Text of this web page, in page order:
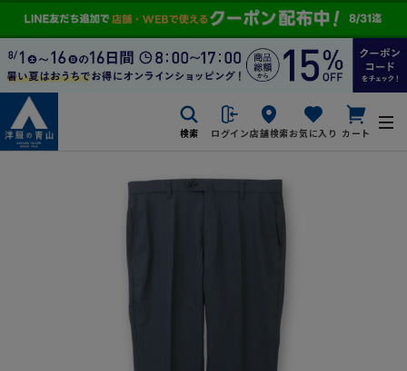
検索 ログイン店舗検索お気に入り カート